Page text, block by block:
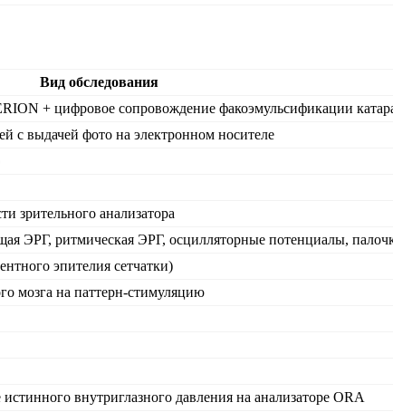
Вид обследования
+ цифровое сопровождение факоэмульсификации
с выдачей фото на электронном носителе
зрительного анализатора
ЭРГ, ритмическая ЭРГ, осцилляторные потенциалы,
эпителия сетчатки)
мозга на паттерн-стимуляцию
внутриглазного давления на анализаторе ORA